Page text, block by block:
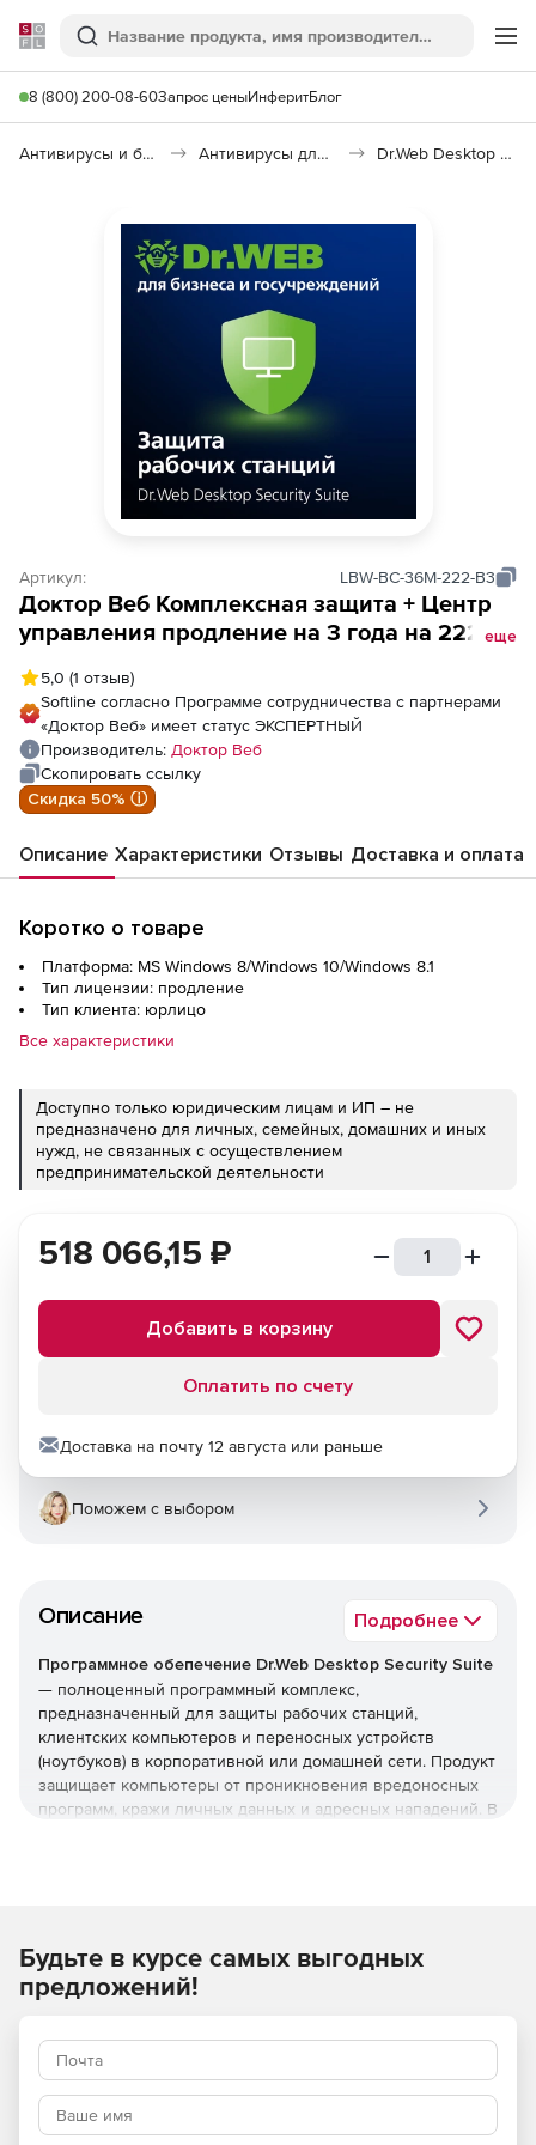
Softline
Поиск
8 (800) 200-08-60Запрос ценыИнферитБлог
Антивирусы и безопасность Антивирусы для организаций Dr.Web Desktop Security Suite
Артикул: LBW-BC-36M-222-B3
Доктор Веб Комплексная защита + Центр
управления продление на 3 года на 222
еще
5,0 (1 отзыв)
Softline согласно Программе сотрудничества с партнерами
«Доктор Веб» имеет статус ЭКСПЕРТНЫЙ
Производитель: Доктор Веб
Скопировать ссылку
Скидка 50% ⓘ
Описание Характеристики Отзывы Доставка и оплата
Коротко о товаре
Платформа: MS Windows 8/Windows 10/Windows 8.1
Тип лицензии: продление
Тип клиента: юрлицо
Все характеристики
Доступно только юридическим лицам и ИП – не
предназначено для личных, семейных, домашних и иных
нужд, не связанных с осуществлением
предпринимательской деятельности
Описание Подробнее
Программное обепечение Dr.Web Desktop Security Suite
— полноценный программный комплекс,
предназначенный для защиты рабочих станций,
клиентских компьютеров и переносных устройств
(ноутбуков) в корпоративной или домашней сети. Продукт
защищает компьютеры от проникновения вредоносных
программ, кражи личных данных и адресных нападений. В
Преимущества Dr.Web Desktop
Наличие сертификатов
Dr.Web Desktop Security Suite имеет сертификаты
соответствия ФСТЭК России и ФСБ. Это означает, что
518 066,15 ₽
Добавить в корзину
Оплатить по счету
Доставка на почту 12 августа или раньше
Поможем с выбором
Будьте в курсе самых выгодных
предложений!